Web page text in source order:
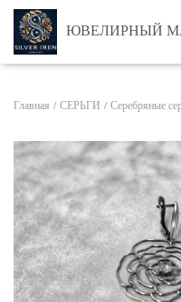
ЮВЕЛИРНЫЙ
Главная /СЕРЬГИ / Серебряные